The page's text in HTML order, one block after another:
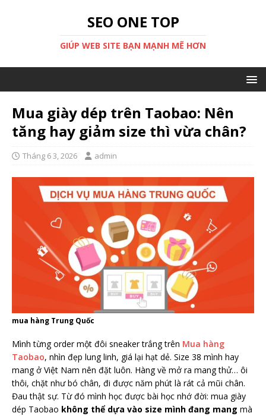
SEO ONE TOP
GIÚP WEB SITE BẠN MẠNH MẼ HƠN
Mua giày dép trên Taobao: Nên
tăng hay giảm size thì vừa chân?
Tháng 6 3, 2026 admin
mua hàng Trung Quốc
Mình từng order một đôi sneaker trắng trên Mua hàng
Taobao, nhìn đẹp lung linh, giá lại hạt dẻ. Size 38 mình hay
mang ở Việt Nam nên đặt luôn. Hàng về mở ra mang thử… ôi
thôi, chặt như bó chân, đi được năm phút là rát cả mũi chân.
Đau thật sự. Từ đó mình học được bài học nhớ đời: mua giày
dép Taobao không thể dựa vào size mình đang mang mà